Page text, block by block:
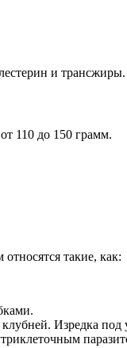
и трансжиры.
110 до 150 грамм.
такие, как:
Изредка под